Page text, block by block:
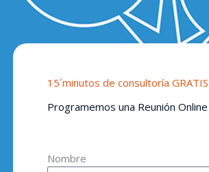
15´minutos de consultoría GRATIS
Programemos una Reunión Online
Nombre